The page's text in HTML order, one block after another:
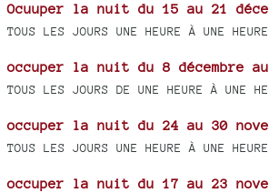
Ocuuper la nuit du 15 au 21
TOUS LES JOURS UNE HEURE À UNE HEURE
occuper la nuit du 8 décembre au
TOUS LES JOURS DE UNE HEURE À UNE
occuper la nuit du 24 au 30
TOUS LES JOURS UNE HEURE À UNE HEURE
occuper la nuit du 17 au 23